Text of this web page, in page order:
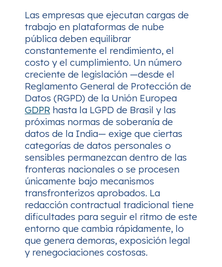
Las empresas que ejecutan cargas de
trabajo en plataformas de nube
pública deben equilibrar
constantemente el rendimiento, el
costo y el cumplimiento. Un número
creciente de legislación —desde el
Reglamento General de Protección de
Datos (RGPD) de la Unión Europea
GDPR hasta la LGPD de Brasil y las
próximas normas de soberanía de
datos de la India— exige que ciertas
categorías de datos personales o
sensibles permanezcan dentro de las
fronteras nacionales o se procesen
únicamente bajo mecanismos
transfronterizos aprobados. La
redacción contractual tradicional tiene
dificultades para seguir el ritmo de este
entorno que cambia rápidamente, lo
que genera demoras, exposición legal
y renegociaciones costosas.